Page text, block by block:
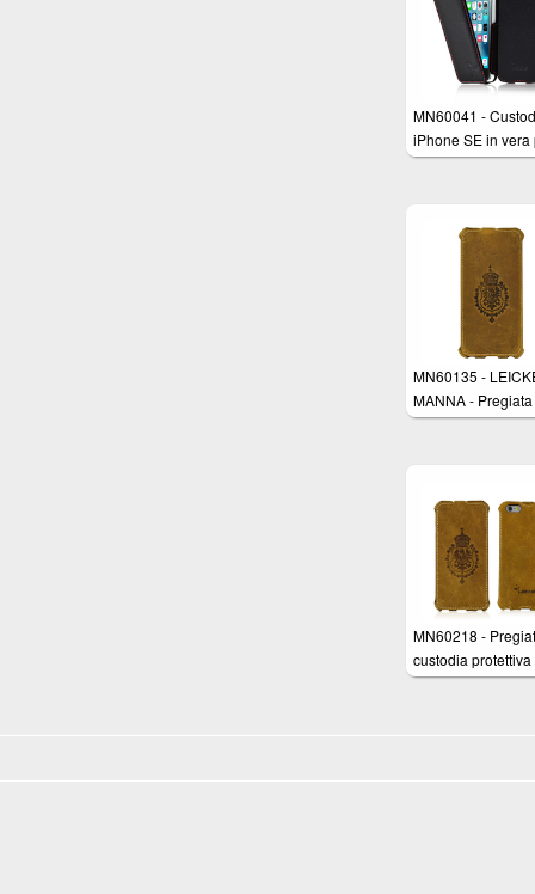
MN60041 -
iPhone SE in vera
nappa nera -
iPhone 5/5s
MN60135 -
MANNA - Pregiata
custodia protettiva
Flip in vera pelle
marrone con
rifinite a mano -
Imbottitura interna
Micro-Pile
MN60218 -
custodia protettiva
Apple iPhone 6S